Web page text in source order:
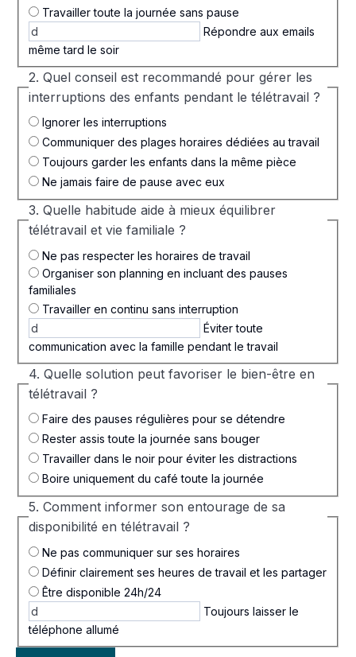
Travailler toute la journée sans pause
Répondre aux emails
même tard le soir
2. Quel conseil est recommandé pour gérer les
interruptions des enfants pendant le télétravail ?
Ignorer les interruptions
Communiquer des plages horaires dédiées au travail
Toujours garder les enfants dans la même pièce
Ne jamais faire de pause avec eux
3. Quelle habitude aide à mieux équilibrer
télétravail et vie familiale ?
Ne pas respecter les horaires de travail
Organiser son planning en incluant des pauses
familiales
Travailler en continu sans interruption
Éviter toute
communication avec la famille pendant le travail
4. Quelle solution peut favoriser le bien-être en
télétravail ?
Faire des pauses régulières pour se détendre
Rester assis toute la journée sans bouger
Travailler dans le noir pour éviter les distractions
Boire uniquement du café toute la journée
5. Comment informer son entourage de sa
disponibilité en télétravail ?
Ne pas communiquer sur ses horaires
Définir clairement ses heures de travail et les partager
Être disponible 24h/24
Toujours laisser le
téléphone allumé